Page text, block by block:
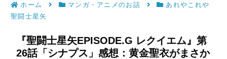
ホーム マンガ・アニメのお話
あれやこれや
聖闘士星矢
『聖闘士星矢EPISODE.G レクイエム』第
26話「シナプス」感想：黄金聖衣がまさか